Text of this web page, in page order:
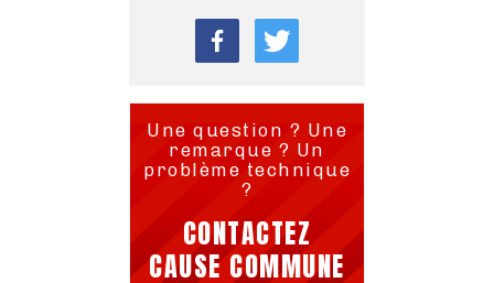
Une question ? Une
remarque ? Un
problème technique
?
CONTACTEZ
CAUSE COMMUNE